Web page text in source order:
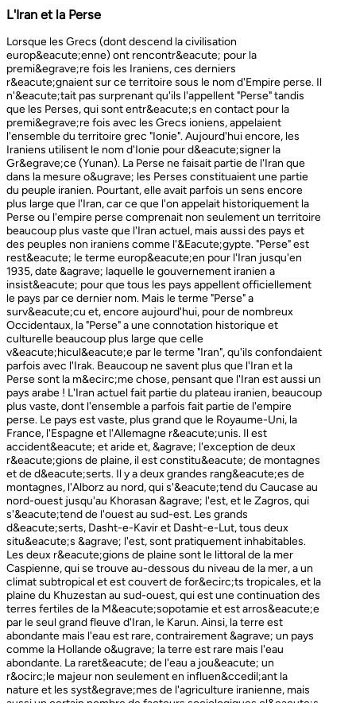
L'Iran et la Perse
Lorsque les Grecs (dont descend la civilisation europ&eacute;enne) ont rencontr&eacute; pour la premi&egrave;re fois les Iraniens, ces derniers r&eacute;gnaient sur ce territoire sous le nom d'Empire perse. Il n'&eacute;tait pas surprenant qu'ils l'appellent "Perse" tandis que les Perses, qui sont entr&eacute;s en contact pour la premi&egrave;re fois avec les Grecs ioniens, appelaient l'ensemble du territoire grec "Ionie". Aujourd'hui encore, les Iraniens utilisent le nom d'Ionie pour d&eacute;signer la Gr&egrave;ce (Yunan). La Perse ne faisait partie de l'Iran que dans la mesure o&ugrave; les Perses constituaient une partie du peuple iranien. Pourtant, elle avait parfois un sens encore plus large que l'Iran, car ce que l'on appelait historiquement la Perse ou l'empire perse comprenait non seulement un territoire beaucoup plus vaste que l'Iran actuel, mais aussi des pays et des peuples non iraniens comme l'&Eacute;gypte. "Perse" est rest&eacute; le terme europ&eacute;en pour l'Iran jusqu'en 1935, date &agrave; laquelle le gouvernement iranien a insist&eacute; pour que tous les pays appellent officiellement le pays par ce dernier nom. Mais le terme "Perse" a surv&eacute;cu et, encore aujourd'hui, pour de nombreux Occidentaux, la "Perse" a une connotation historique et culturelle beaucoup plus large que celle v&eacute;hicul&eacute;e par le terme "Iran", qu'ils confondaient parfois avec l'Irak. Beaucoup ne savent plus que l'Iran et la Perse sont la m&ecirc;me chose, pensant que l'Iran est aussi un pays arabe ! L'Iran actuel fait partie du plateau iranien, beaucoup plus vaste, dont l'ensemble a parfois fait partie de l'empire perse. Le pays est vaste, plus grand que le Royaume-Uni, la France, l'Espagne et l'Allemagne r&eacute;unis. Il est accident&eacute; et aride et, &agrave; l'exception de deux r&eacute;gions de plaine, il est constitu&eacute; de montagnes et de d&eacute;serts. Il y a deux grandes rang&eacute;es de montagnes, l'Alborz au nord, qui s'&eacute;tend du Caucase au nord-ouest jusqu'au Khorasan &agrave; l'est, et le Zagros, qui s'&eacute;tend de l'ouest au sud-est. Les grands d&eacute;serts, Dasht-e-Kavir et Dasht-e-Lut, tous deux situ&eacute;s &agrave; l'est, sont pratiquement inhabitables. Les deux r&eacute;gions de plaine sont le littoral de la mer Caspienne, qui se trouve au-dessous du niveau de la mer, a un climat subtropical et est couvert de for&ecirc;ts tropicales, et la plaine du Khuzestan au sud-ouest, qui est une continuation des terres fertiles de la M&eacute;sopotamie et est arros&eacute;e par le seul grand fleuve d'Iran, le Karun. Ainsi, la terre est abondante mais l'eau est rare, contrairement &agrave; un pays comme la Hollande o&ugrave; la terre est rare mais l'eau abondante. La raret&eacute; de l'eau a jou&eacute; un r&ocirc;le majeur non seulement en influen&ccedil;ant la nature et les syst&egrave;mes de l'agriculture iranienne, mais aussi un certain nombre de facteurs sociologiques cl&eacute;s, y compris la cause et la nature des &Eacute;tats iraniens. L'&eacute;tendue des montagnes et du d&eacute;sert a naturellement divis&eacute; la population iranienne en groupes relativement isol&eacute;s. Mais l'aridit&eacute; a jou&eacute; un r&ocirc;le encore plus important &agrave; cet &eacute;gard, et ce au niveau des plus petites unit&eacute;s sociales. Dans la majeure partie du pays, l'agriculture et l'&eacute;levage du b&eacute;tail n'&eacute;taient possibles que l&agrave; o&ugrave; l'eau de pluie naturelle, un petit ruisseau, un canal d'eau souterrain, appel&eacute; Qanat, ou une combinaison de ces &eacute;l&eacute;ments fournissait l'approvisionnement minimal n&eacute;cessaire en eau. Le Qanat ou Kariz est un d&eacute;veloppement ing&eacute;nieux des temps anciens, qui remonte &agrave; bien avant la fondation de l'empire perse. &Agrave; partir d'une nappe phr&eacute;atique existante dans les hautes terres, un tunnel est creus&eacute; sous le sol, en pente descendante vers les basses terres (pr&egrave;s des fermes environnantes) o&ugrave; il remonte &agrave; la surface. L'eau qui s'&eacute;coule de la source par gravit&eacute; est ensuite distribu&eacute;e par d'&eacute;troits canaux l&agrave; o&ugrave; elle est n&eacute;cessaire pour l'irrigation et d'autres usages. Le peuple iranien &Agrave; l'origine, les Iraniens &eacute;taient plus une ethnie qu'une nation et les perses se comptaient comme un groupe parmi un bon nombre des Iraniens. A part le pays qui s'appelle aujourd'hui l'Iran, l'Afghanistan et le Tadjikistan appartiennent &eacute;galement &agrave; un territoire iranien plus large dans leurs concepts historiques et culturels. En plus la domaine culturelle iranienne d&eacute;passe encore plus loin que la fronti&egrave;re de l&rsquo;ensemble de ces trois pays et s'&eacute;tendant jusqu&rsquo;au cot&eacute; nordique de l'Inde, l'Ouzb&eacute;kistan, le Turkm&eacute;nistan, le Caucase et l'Anatolie : Aujourd&rsquo;hui , c&rsquo;est ce que l&rsquo;on appelle &lsquo;&rsquo; Monde Persan&rsquo;&rsquo; La langue persane est une des langues iraniennes, alors qu&rsquo;il en existe d'autres vari&eacute;t&eacute;s dont le kurde et le pashto. En Iran, certaines langues locales sont encore parl&eacute;es en tant que des langues vivantes tandis que d&rsquo;autre langues r&eacute;gionales que l&rsquo;iranienne sont &eacute;galement parl&eacute;s en Iran tels que le turc et l&rsquo;arabe. En plus, d'autres formats de la langue persane sont parl&eacute;es en Afghanistan et au Tadjikistan, si bien que les r&eacute;sidents dans ces trois pays arrivent &agrave; se comprendre lors de la conversation et de la communication litt&eacute;raire. Egalement d'autres dialectes persans sont parl&eacute;s en Iran. A vraie dire , n&rsquo;importe quel argument &agrave; propos de l&rsquo;histoire de l&rsquo;Iran, de son &eacute;conomie et de sa politique ne serait pas raisonnable sauf qu&rsquo;on puisse tenir en compte les nomades qui ont &eacute;tabli leurs royaume &agrave; partir de l&rsquo;&eacute;poque des Perses au Qajars qui r&eacute;gnaient jusuq&rsquo;aux20&egrave;me si&egrave;cle. Suit &agrave; la recherches des p&acirc;turages encore plus verts et des sols fertils, diff&eacute;rents &eacute;thnies comme le turques, sont partis vers les r&eacute;gions au nord, nord-est et l&rsquo;est de la Perse . Apr&egrave;s avoir s&rsquo;h&eacute;berger , ils fallait qu&rsquo;ils se pr&eacute;par&egrave;rent pour faire face aux &eacute;nemies etrang&egrave;res . La s&egrave;cheresse, l&rsquo;aridit&eacute; et la densit&eacute; de la population dan leurs propres r&eacute;gions fut la cause de l&rsquo;immigration vers la Perse. D&rsquo;autre part la manqu&eacute; de la pluie et l&rsquo;aridit&eacute; en Iran causait la miragartion des gens vers des r&eacute;gions plus verts : ils se d&eacute;pla&ccedil;aient tous les ann&eacute;es, pour aller vers les r&eacute;gions o&ugrave; il faisait agr&eacute;able pendant l&rsquo;hiver et des r&eacute;gions o&ugrave; le climat faisait moins chaud au cours de l&rsquo;&eacute;t&eacute;. En comparaison avec les les s&eacute;dentaires, les nomades ont des puissances militaires et ils sont plus dynamiques, et plus nombreux que les villageoises qu'ils attaquaient. Ces particularit&eacute;s permettent &agrave; une tribu ou &agrave; un ensemble de tribus de faire diriger les autres vers la formation d&rsquo;un &eacute;tat central : Ensuite il faisait les n&eacute;cessaires pour collecter directement ou via un moyen indirect, la totalit&eacute; des produits agricoles exc&eacute;dentaires pour fournir les affaires financi&egrave;res. Ainsi il devient un &eacute;tat central et capable &agrave; taille de contr&ocirc;ler, d'administrer et de d&eacute;fendre ses vastes territoires. La plupart des souverains iraniens se d&eacute;pla&ccedil;aient la plupart du temps et cette caract&eacute;ristique est racin&eacute; dans leurs origines et leurs esprits. Par exemple les Ach&eacute;m&eacute;nides dirigeaient leurs trois capitales et se d&eacute;pla&ccedil;aient entre : Suse, Pers&eacute;polis et Ecbatane et parfois quatre si on fait inclure la Babylon. D&egrave;s le d&eacute;but ; tous les gouvernements iraniens jusqu&rsquo;au 20&egrave;me si&egrave;cle, on &eacute;t&eacute; fond&eacute;s par des tribus nomades et apr&egrave;s avoir &ecirc;tre uni au sein du gouvernement , il fallait se pr&eacute;parer pour faire face aux d&eacute;fis comme l&rsquo;invasion des nomades dans le pays et ceux qui pourraient attaquer depuis des terres au-del&agrave; des fronti&egrave;res. D'une mani&egrave;re historique, l'Iran a &eacute;t&eacute; le carrefour entre l'Asie et l'Europe, l'Est et l'Ouest. Les personnes, les biens ainsi que les croyances, les normes et produits culturels y sont pass&eacute;s, g&eacute;n&eacute;ralement d'est en ouest, mais pas toujours. L'influence orientale &eacute;tait telle que beaucoup des anciens mythes et l&eacute;gendes iraniens provenaient des terres orientales de l'Iran, bien que l'islam et les Arabes soient venus de la direction oppos&eacute;e. Cette situation g&eacute;ographique particuli&egrave;re a donn&eacute; lieu &agrave; ce que l'on peut appeler &laquo; l'effet carrefour &raquo;, &agrave; la fois d&eacute;stabilisant et enrichissant le pays ; rendant ses habitants hospitaliers et amicaux envers les &eacute;trangers et aussi tr&egrave;s conscients de leur particularit&eacute;. L'une des cons&eacute;quences de l'effet de carrefour est le fait que l'Iran est maintenant peupl&eacute; d&rsquo;une vari&eacute;t&eacute; de communaut&eacute;s ethniques et linguistiques incluant ceux dont la langue maternelle est le persan, ainsi que les Kurdes, les Turcs, les Arabes, les Baloutches, etc. On rencontre les Turcophones dans la r&eacute;gion Nord-ouest de l'Azerba&iuml;djan, aujourd'hui divis&eacute;e en plusieurs provinces, &agrave; la fronti&egrave;re de la Turquie et du Caucase. D'autres peuples turcophones, comme les Turkm&egrave;nes du Centre-nord-est et les tribus turcophones comm